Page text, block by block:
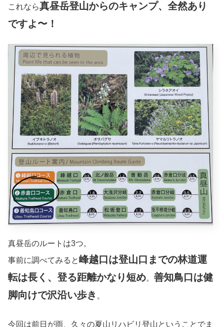
これなら真昼岳登山からのキャンプ、全然あり
ですよ〜！
真昼岳のルートは3つ。
事前に調べてみると峰越口は登山口までの林道運
転は長く、登る距離かなり短め。 善知鳥口は健
脚向けで沢沿い歩き 。
今回は前日が雨、久々の夏山リハビリ登山ということでま